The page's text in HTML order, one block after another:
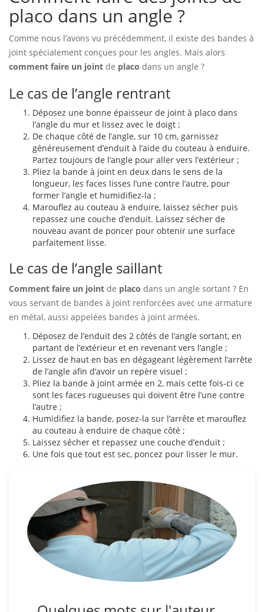
placo dans un angle ?
Comme nous l’avons vu précédemment, il existe des bandes à
joint spécialement conçues pour les angles. Mais alors
comment faire un joint de placo dans un angle ?
Le cas de l’angle rentrant
Déposez une bonne épaisseur de joint à placo dans
l’angle du mur et lissez avec le doigt ;
De chaque côté de l’angle, sur 10 cm, garnissez
généreusement d’enduit à l’aide du couteau à enduire.
Partez toujours de l’angle pour aller vers l’extérieur ;
Pliez la bande à joint en deux dans le sens de la
longueur, les faces lisses l’une contre l’autre, pour
former l’angle et humidifiez-la ;
Marouflez au couteau à enduire, laissez sécher puis
repassez une couche d’enduit. Laissez sécher de
nouveau avant de poncer pour obtenir une surface
parfaitement lisse.
Le cas de l’angle saillant
Comment faire un joint de placo dans un angle sortant ? En
vous servant de bandes à joint renforcées avec une armature
en métal, aussi appelées bandes à joint armées.
Déposez de l’enduit des 2 côtés de l’angle sortant, en
partant de l’extérieur et en revenant vers l’angle ;
Lissez de haut en bas en dégageant légèrement l’arrête
de l’angle afin d’avoir un repère visuel ;
Pliez la bande à joint armée en 2, mais cette fois-ci ce
sont les faces rugueuses qui doivent être l’une contre
l’autre ;
Humidifiez la bande, posez-la sur l’arrête et marouflez
au couteau à enduire de chaque côté ;
Laissez sécher et repassez une couche d’enduit ;
Une fois que tout est sec, poncez pour lisser le mur.